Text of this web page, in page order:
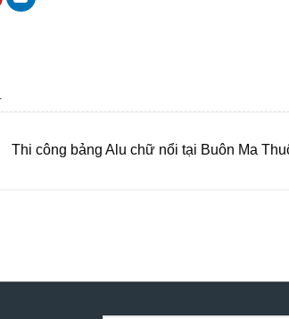
Thi công bảng Alu chữ nổi tại Buôn Ma